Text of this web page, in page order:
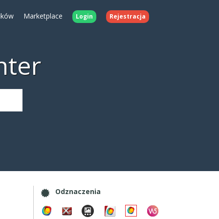
Marketplace Login Rejestracja
Odznaczenia